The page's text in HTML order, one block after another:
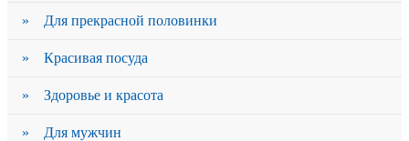
» Для прекрасной половинки
» Красивая посуда
» Здоровье и красота
» Для мужчин